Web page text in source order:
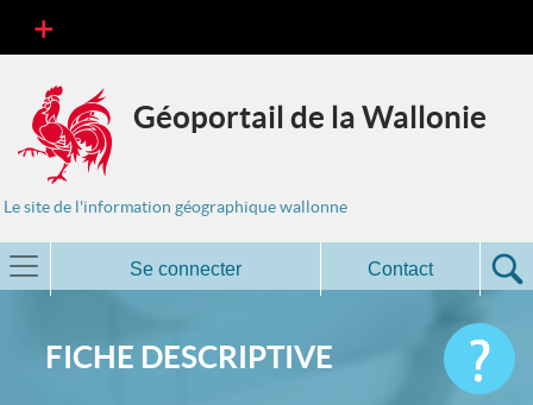
Géoportail de la Wallonie
Le site de l'information géographique wallonne
Se connecter Contact
FICHE DESCRIPTIVE